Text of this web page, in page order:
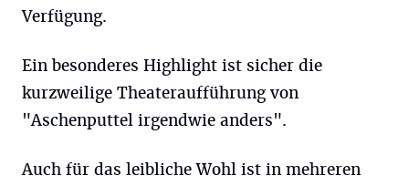
Verfügung.
Ein besonderes Highlight ist sicher die
kurzweilige Theateraufführung von
"Aschenputtel irgendwie anders".
Auch für das leibliche Wohl ist in mehreren